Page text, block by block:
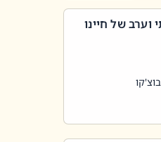
של חיינו